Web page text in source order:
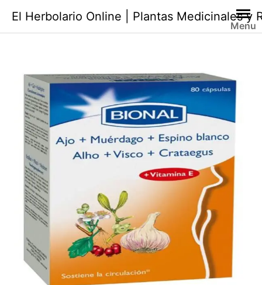
contenido
El Herbolario Online | Plantas Medicinales y
Menu